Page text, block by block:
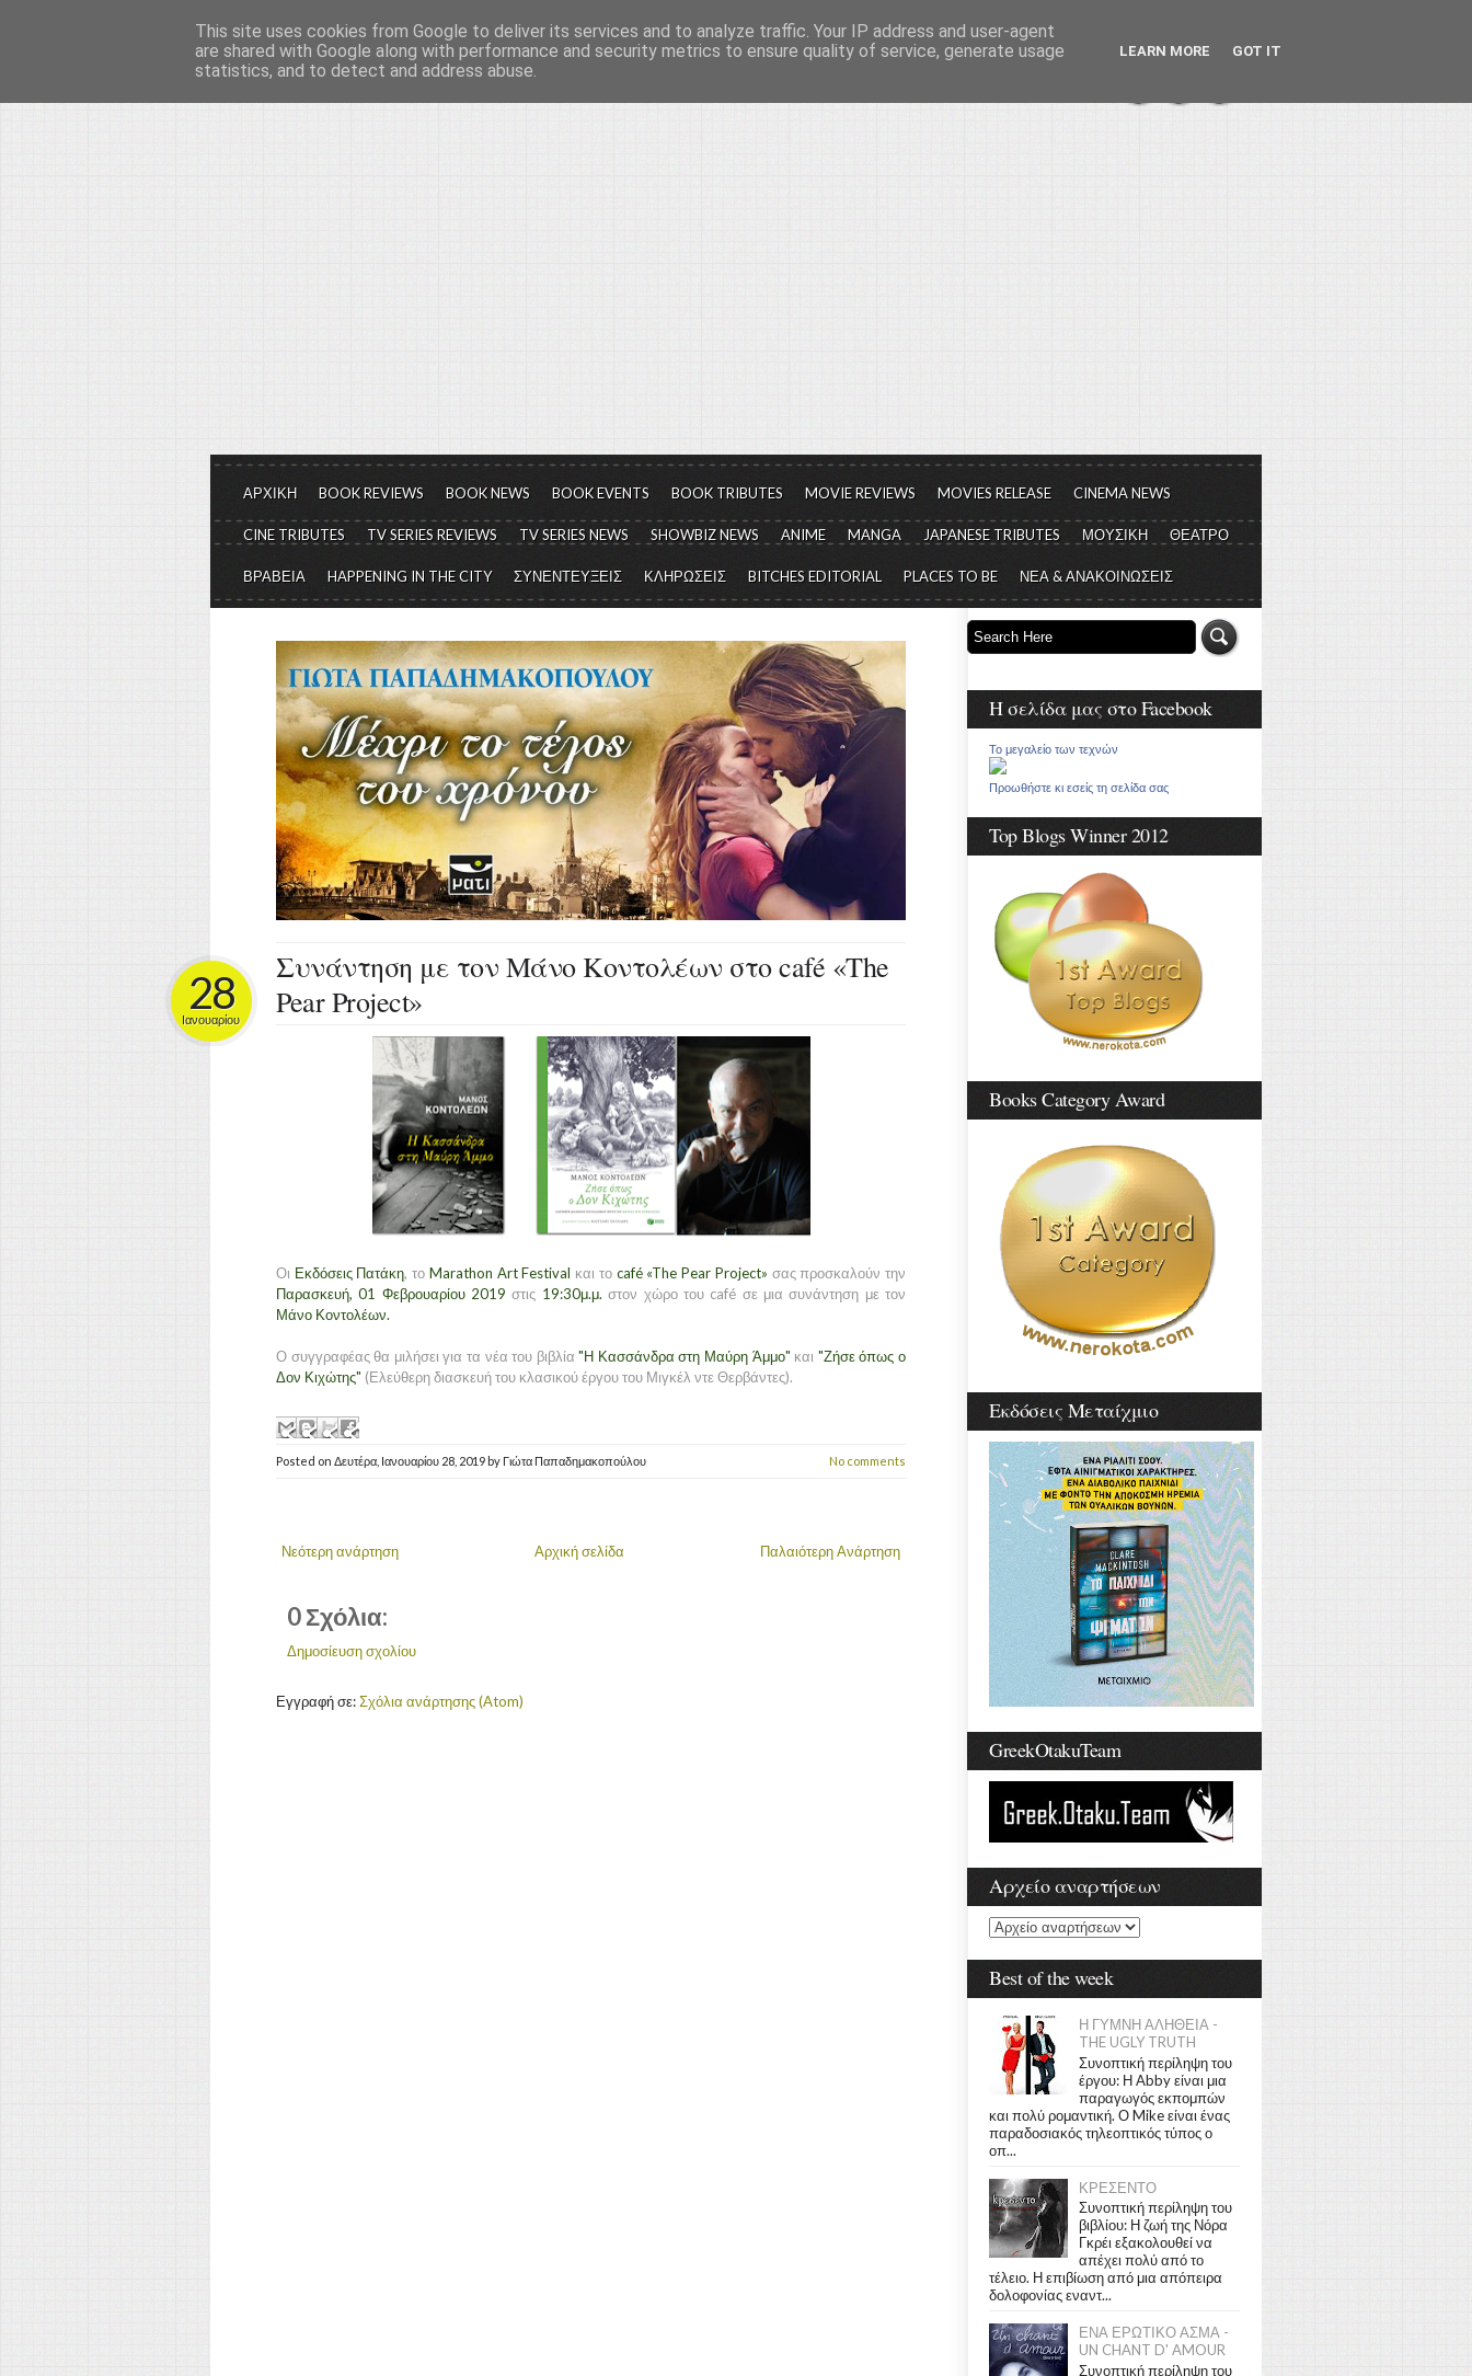
Το μεγαλείο των Τεχνών...
Είμαστε πάντα εδώ για να μιλάμε για τον πολιτισμό, σε κάθε του μορφή και έκταση...
ΑΡΧΙΚΗ BOOK REVIEWS BOOK NEWS BOOK EVENTS BOOK TRIBUTES MOVIE REVIEWS MOVIES RELEASE CINEMA NEWS
CINE TRIBUTES TV SERIES REVIEWS TV SERIES NEWS SHOWBIZ NEWS ANIME MANGA JAPANESE TRIBUTES ΜΟΥΣΙΚΗ ΘΕΑΤΡΟ
ΒΡΑΒΕΙΑ HAPPENING IN THE CITY ΣΥΝΕΝΤΕΥΞΕΙΣ ΚΛΗΡΩΣΕΙΣ BITCHES EDITORIAL PLACES TO BE ΝΕΑ & ΑΝΑΚΟΙΝΩΣΕΙΣ
Συνάντηση με τον Μάνο Κοντολέων στο café «The
Pear Project»
28
Ιανουαρίου
Οι Εκδόσεις Πατάκη, το Marathon Art Festival και το café «The Pear Project» σας προσκαλούν την
Παρασκευή, 01 Φεβρουαρίου 2019 στις 19:30μ.μ.στον χώρο του café σε μια συνάντηση με τον
Μάνο Κοντολέων.
Ο συγγραφέας θα μιλήσει για τα νέα του βιβλία"Η Κασσάνδρα στη Μαύρη Άμμο" και "Ζήσε όπως ο
Δον Κιχώτης" (Ελεύθερη διασκευή του κλασικού έργου του Μιγκέλ ντε Θερβάντες).
Posted on Δευτέρα, Ιανουαρίου 28, 2019 by Γιώτα Παπαδημακοπούλου No comments
Νεότερη ανάρτηση Παλαιότερη Ανάρτηση
Αρχική σελίδα
0 Σχόλια:
Δημοσίευση σχολίου
Εγγραφή σε:Σχόλια ανάρτησης (Atom)
Η σελίδα μας στο Facebook
Το μεγαλείο των τεχνών
Προωθήστε κι εσείς τη σελίδα σας
Top Blogs Winner 2012
Books Category Award
Εκδόσεις Μεταίχμιο
GreekOtakuTeam
Αρχείο αναρτήσεων
Best of the week
Η ΓΥΜΝΗ ΑΛΗΘΕΙΑ -
THE UGLY TRUTH
Συνοπτική περίληψη του
έργου: Η Abby είναι μια
παραγωγός εκπομπών
και πολύ ρομαντική. Ο Mike είναι ένας
παραδοσιακός τηλεοπτικός τύπος ο
οπ...
ΚΡΕΣΕΝΤΟ
Συνοπτική περίληψη του
βιβλίου: Η ζωή της Νόρα
Γκρέι εξακολουθεί να
απέχει πολύ από το
τέλειο. Η επιβίωση από μια απόπειρα
δολοφονίας εναντ...
ΕΝΑ ΕΡΩΤΙΚΟ ΑΣΜΑ -
UN CHANT D' AMOUR
Συνοπτική περίληψη του
This site uses cookies from Google to deliver its services and to analyze traffic. Your IP address and user-agent
are shared with Google along with performance and security metrics to ensure quality of service, generate usage
statistics, and to detect and address abuse.
LEARN MORE GOT IT